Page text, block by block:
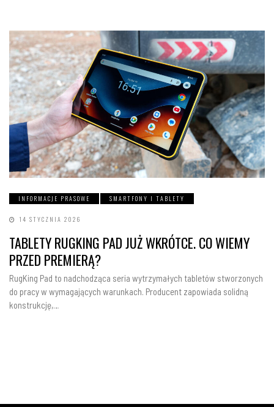
INFORMACJE PRASOWE SMARTFONY I TABLETY
14 STYCZNIA 2026
TABLETY RUGKING PAD JUŻ WKRÓTCE. CO WIEMY
PRZED PREMIERĄ?
RugKing Pad to nadchodząca seria wytrzymałych tabletów stworzonych
do pracy w wymagających warunkach. Producent zapowiada solidną
konstrukcję,…